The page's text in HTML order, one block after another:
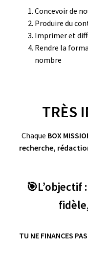
Concevoir de
Produire du
Imprimer et
Rendre la
nombre
TRÈS
Chaque BOX
recherche,
TU NE FINANCES